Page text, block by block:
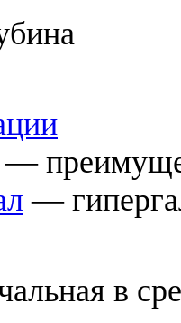
—
—
в